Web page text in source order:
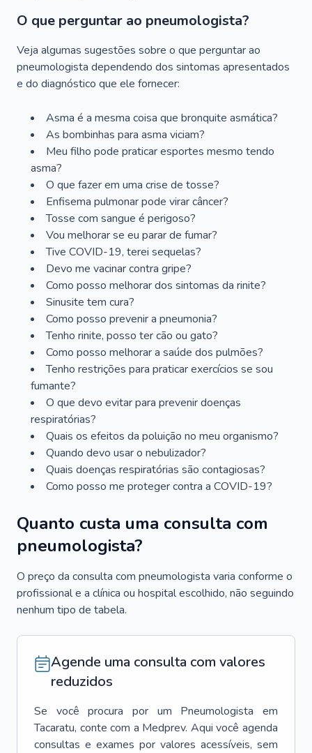
O que perguntar ao pneumologista?
Veja algumas sugestões sobre o que perguntar ao
pneumologista dependendo dos sintomas apresentados
e do diagnóstico que ele fornecer:
Asma é a mesma coisa que bronquite asmática?
As bombinhas para asma viciam?
Meu filho pode praticar esportes mesmo tendo
asma?
O que fazer em uma crise de tosse?
Enfisema pulmonar pode virar câncer?
Tosse com sangue é perigoso?
Vou melhorar se eu parar de fumar?
Tive COVID-19, terei sequelas?
Devo me vacinar contra gripe?
Como posso melhorar dos sintomas da rinite?
Sinusite tem cura?
Como posso prevenir a pneumonia?
Tenho rinite, posso ter cão ou gato?
Como posso melhorar a saúde dos pulmões?
Tenho restrições para praticar exercícios se sou
fumante?
O que devo evitar para prevenir doenças
respiratórias?
Quais os efeitos da poluição no meu organismo?
Quando devo usar o nebulizador?
Quais doenças respiratórias são contagiosas?
Como posso me proteger contra a COVID-19?
Quanto custa uma consulta com
pneumologista?
O preço da consulta com pneumologista varia conforme o
profissional e a clínica ou hospital escolhido, não seguindo
nenhum tipo de tabela.
Agende uma consulta com valores
reduzidos
Se você procura por um Pneumologista
em
Tacaratu, conte com a Medprev. Aqui você agenda
consultas e exames por valores acessíveis, sem